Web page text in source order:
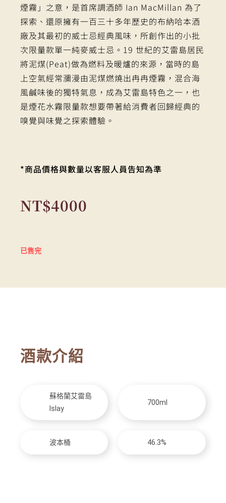
煙霧」之意，是首席調酒師 Ian MacMillan 為了
探索、還原擁有一百三十多年歷史的布納哈本酒
廠及其最初的威士忌經典風味，所創作出的小批
次限量款單一純麥威士忌。19 世紀的艾雷島居民
將泥煤(Peat)做為燃料及暖爐的來源，當時的島
上空氣經常瀰漫由泥煤燃燒出冉冉煙霧，混合海
風鹹味後的獨特氣息，成為艾雷島特色之一，也
是煙花水霧限量款想要帶著給消費者回歸經典的
嗅覺與味覺之探索體驗。
*商品價格與數量以客服人員告知為準
NT$4000
已售完
酒款介紹
蘇格蘭艾雷島
Islay
700ml
波本桶 46.3%